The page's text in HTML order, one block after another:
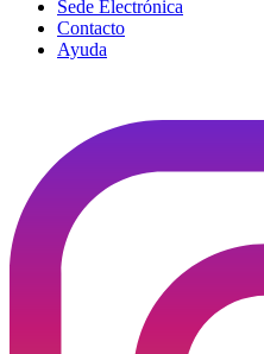
Sede Electrónica
Contacto
Ayuda